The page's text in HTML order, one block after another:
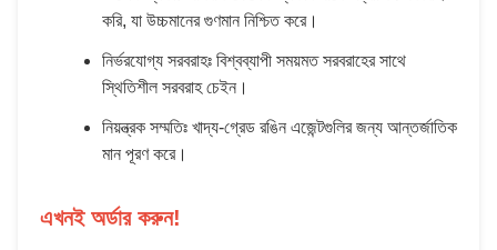
করি, যা উচ্চমানের গুণমান নিশ্চিত করে।
নির্ভরযোগ্য সরবরাহঃ বিশ্বব্যাপী সময়মত সরবরাহের সাথে
স্থিতিশীল সরবরাহ চেইন।
নিয়ন্ত্রক সম্মতিঃ খাদ্য-গ্রেড রঙিন এজেন্টগুলির জন্য আন্তর্জাতিক
মান পূরণ করে।
এখনই অর্ডার করুন!